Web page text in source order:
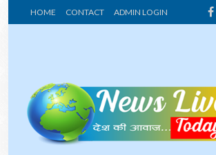
HOME CONTACT ADMIN LOGIN